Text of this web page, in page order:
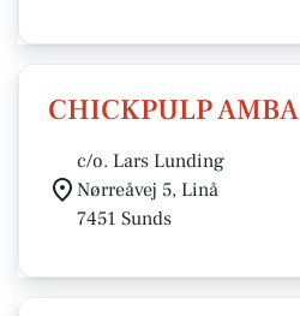
CHICKPULP AMBA
c/o. Lars Lunding
Nørreåvej 5, Linå
7451 Sunds